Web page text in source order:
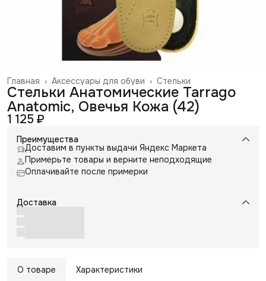
Стельки
Аксессуары для обуви ›
Главная ›
Стельки Анатомические Tarrago
Anatomic, Овечья Кожа (42)
1 125 ₽
Преимущества
Доставим в пункты выдачи Яндекс Маркета
Примерьте товары и верните неподходящие
Оплачивайте после примерки
Доставка
О товаре Характеристики